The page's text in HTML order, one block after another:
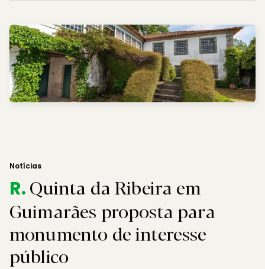
Notícias
R.Quinta da Ribeira em
Guimarães proposta para
monumento de interesse
público